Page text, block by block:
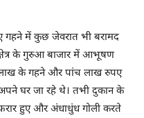
गहने में कुछ जेवरात भी बरामद
के गुरुआ बाजार में आभूषण
लाख के गहने और पांच लाख रुपए
घर जा रहे थे। तभी दुकान के
हुए और अंधाधुंध गोली करते